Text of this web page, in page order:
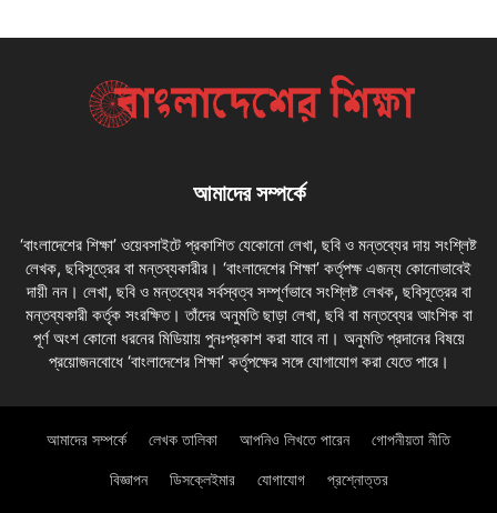
আমাদের সম্পর্কে
‘বাংলাদেশের শিক্ষা’ ওয়েবসাইটে প্রকাশিত যেকোনো লেখা, ছবি ও মন্তব্যের দায় সংশ্লিষ্ট
লেখক, ছবিসূত্রের বা মন্তব্যকারীর। ‘বাংলাদেশের শিক্ষা’ কর্তৃপক্ষ এজন্য কোনোভাবেই
দায়ী নন। লেখা, ছবি ও মন্তব্যের সর্বস্বত্ব সম্পূর্ণভাবে সংশ্লিষ্ট লেখক, ছবিসূত্রের বা
মন্তব্যকারী কর্তৃক সংরক্ষিত। তাঁদের অনুমতি ছাড়া লেখা, ছবি বা মন্তব্যের আংশিক বা
পূর্ণ অংশ কোনো ধরনের মিডিয়ায় পুনঃপ্রকাশ করা যাবে না। অনুমতি প্রদানের বিষয়ে
প্রয়োজনবোধে ‘বাংলাদেশের শিক্ষা’ কর্তৃপক্ষের সঙ্গে যোগাযোগ করা যেতে পারে।
আমাদের সম্পর্কে লেখক তালিকা আপনিও লিখতে পারেন গোপনীয়তা নীতি
বিজ্ঞাপন ডিসক্লেইমার যোগাযোগ প্রশ্নোত্তর